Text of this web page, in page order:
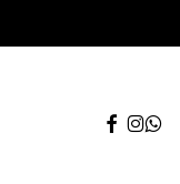
direct
FACEBOOK